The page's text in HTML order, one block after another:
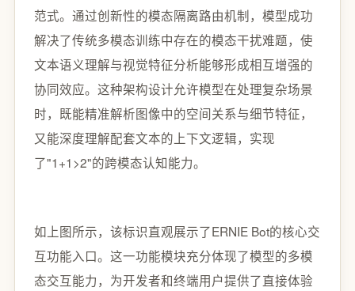
范式。通过创新性的模态隔离路由机制，模型成功
解决了传统多模态训练中存在的模态干扰难题，使
文本语义理解与视觉特征分析能够形成相互增强的
协同效应。这种架构设计允许模型在处理复杂场景
时，既能精准解析图像中的空间关系与细节特征，
又能深度理解配套文本的上下文逻辑，实现
了"1+1>2"的跨模态认知能力。
如上图所示，该标识直观展示了ERNIE Bot的核心交
互功能入口。这一功能模块充分体现了模型的多模
态交互能力，为开发者和终端用户提供了直接体验